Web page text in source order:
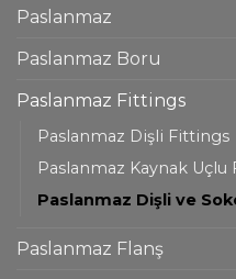
Paslanmaz
Paslanmaz Boru
Paslanmaz Fittings
Paslanmaz Dişli Fittings
Paslanmaz Kaynak Uçlu
Paslanmaz Dişli ve
Paslanmaz Flanş